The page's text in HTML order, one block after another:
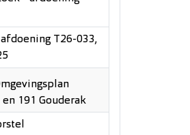
afdoening T26-033,
191 Gouderak